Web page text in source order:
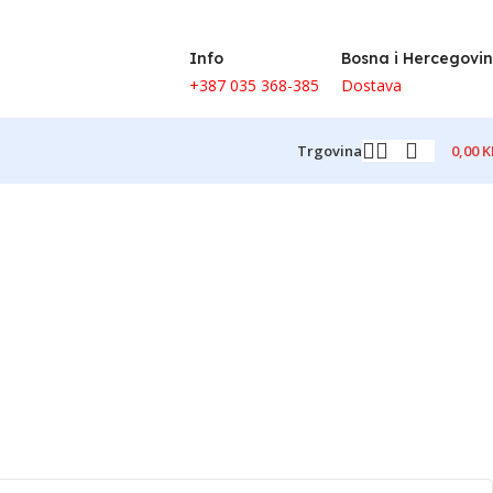
Info
+387 035 368-385
Bosna i
Dostava
Trgovina 0,00